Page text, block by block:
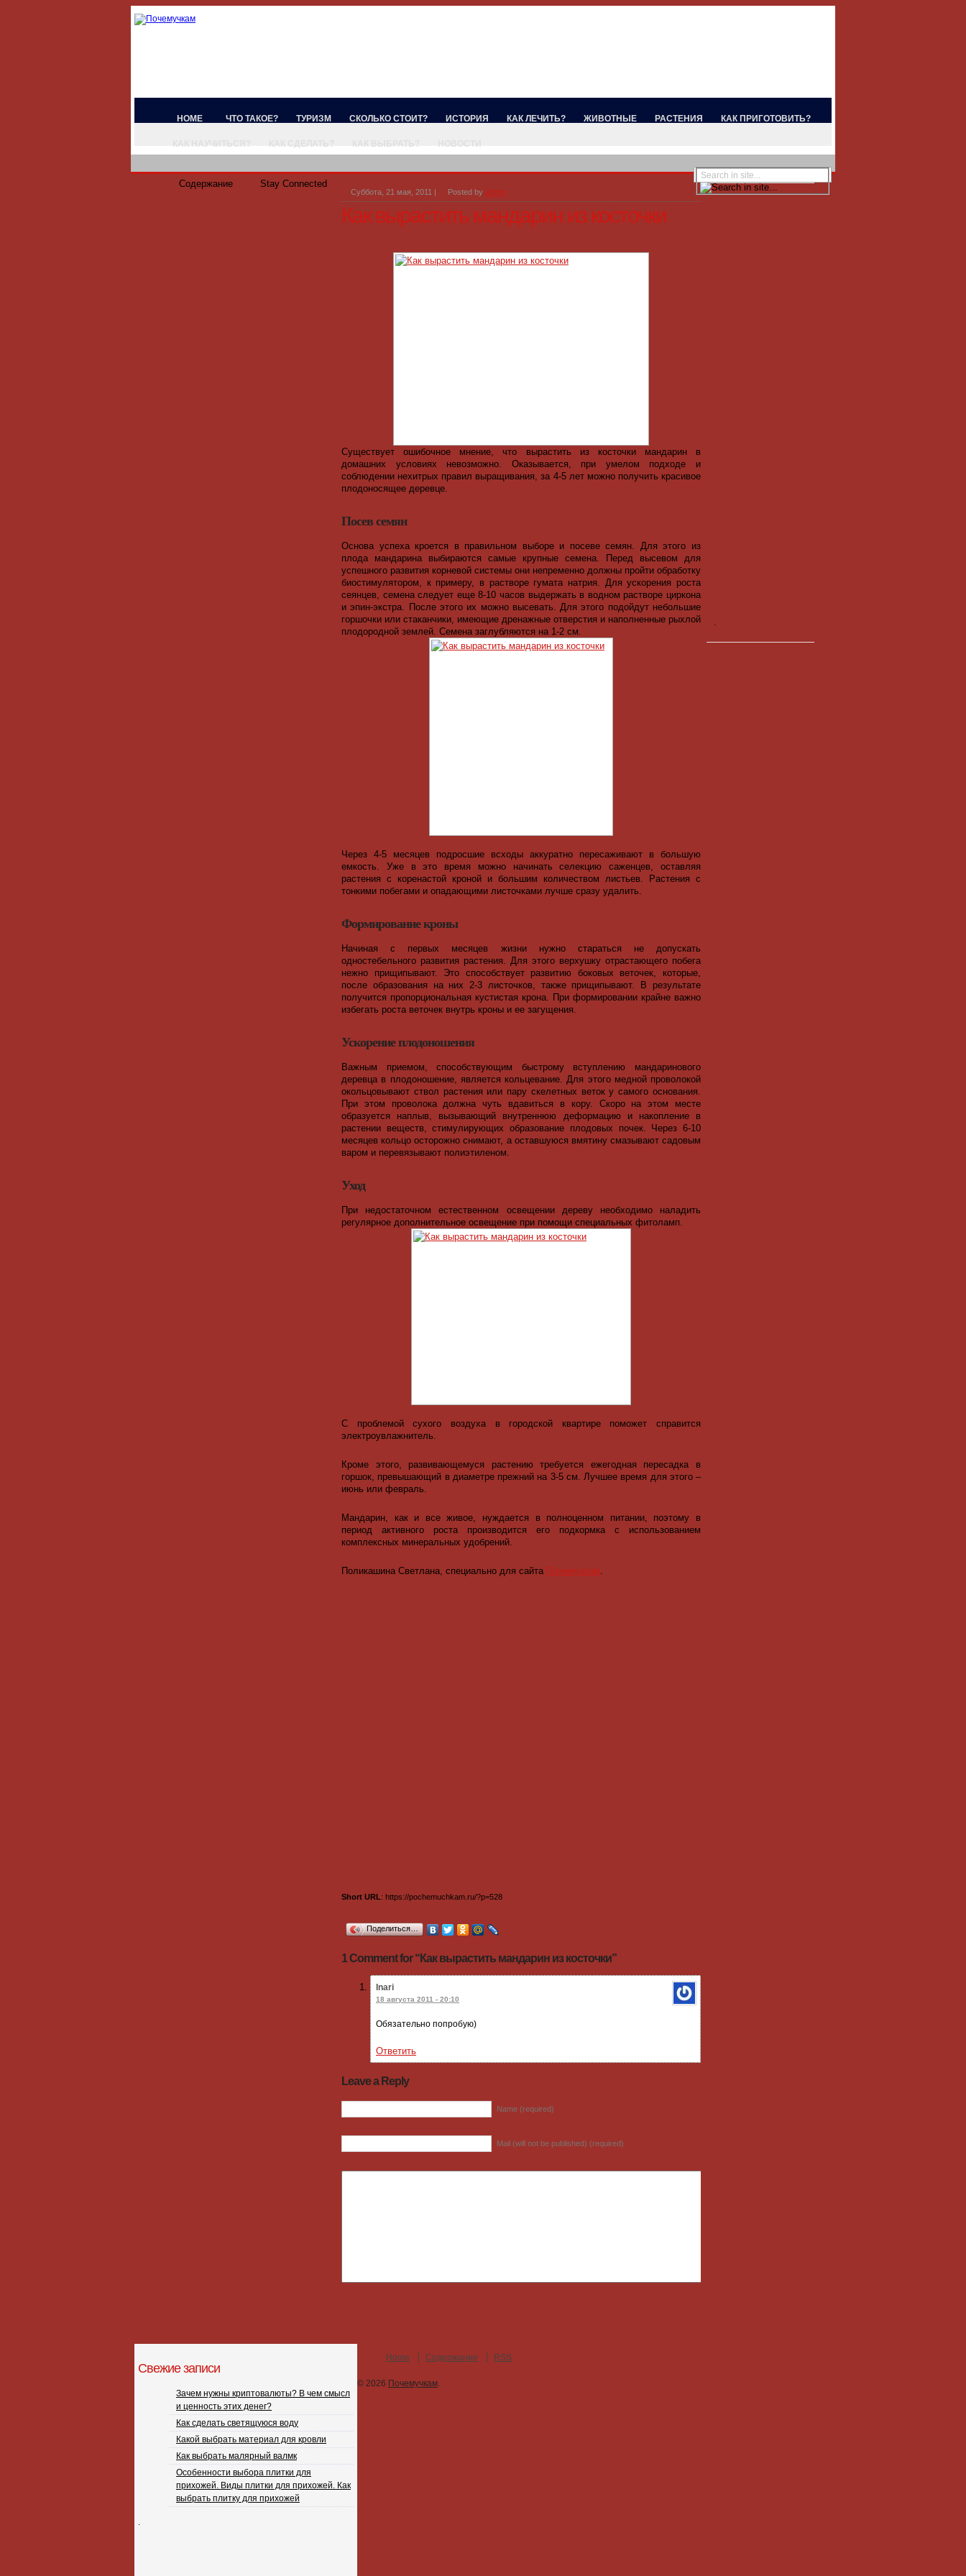
HOME ЧТО ТАКОЕ? ТУРИЗМ СКОЛЬКО СТОИТ? ИСТОРИЯ КАК ЛЕЧИТЬ? ЖИВОТНЫЕ РАСТЕНИЯ КАК ПРИГОТОВИТЬ?
КАК НАУЧИТЬСЯ? КАК СДЕЛАТЬ? КАК ВЫБРАТЬ? НОВОСТИ
Содержание Stay Connected
Суббота, 21 мая, 2011 | Posted by admin
Как вырастить мандарин из косточки
Существует ошибочное мнение, что вырастить из косточки мандарин в
домашних условиях невозможно. Оказывается, при умелом подходе и
соблюдении нехитрых правил выращивания, за 4-5 лет можно получить красивое
плодоносящее деревце.
Посев семян
Основа успеха кроется в правильном выборе и посеве семян. Для этого из
плода мандарина выбираются самые крупные семена. Перед высевом для
успешного развития корневой системы они непременно должны пройти обработку
биостимулятором, к примеру, в растворе гумата натрия. Для ускорения роста
сеянцев, семена следует еще 8-10 часов выдержать в водном растворе циркона
и эпин-экстра. После этого их можно высевать. Для этого подойдут небольшие
горшочки или стаканчики, имеющие дренажные отверстия и наполненные рыхлой
плодородной землей. Семена заглубляются на 1-2 см.
Через 4-5 месяцев подросшие всходы аккуратно пересаживают в большую
емкость. Уже в это время можно начинать селекцию саженцев, оставляя
растения с коренастой кроной и большим количеством листьев. Растения с
тонкими побегами и опадающими листочками лучше сразу удалить.
Формирование кроны
Начиная с первых месяцев жизни нужно стараться не допускать
одностебельного развития растения. Для этого верхушку отрастающего побега
нежно прищипывают. Это способствует развитию боковых веточек, которые,
после образования на них 2-3 листочков, также прищипывают. В результате
получится пропорциональная кустистая крона. При формировании крайне важно
избегать роста веточек внутрь кроны и ее загущения.
Ускорение плодоношения
Важным приемом, способствующим быстрому вступлению мандаринового
деревца в плодоношение, является кольцевание. Для этого медной проволокой
окольцовывают ствол растения или пару скелетных веток у самого основания.
При этом проволока должна чуть вдавиться в кору. Скоро на этом месте
образуется наплыв, вызывающий внутреннюю деформацию и накопление в
растении веществ, стимулирующих образование плодовых почек. Через 6-10
месяцев кольцо осторожно снимают, а оставшуюся вмятину смазывают садовым
варом и перевязывают полиэтиленом.
Уход
При недостаточном естественном освещении дереву необходимо наладить
регулярное дополнительное освещение при помощи специальных фитоламп.
С проблемой сухого воздуха в городской квартире поможет справится
электроувлажнитель.
Кроме этого, развивающемуся растению требуется ежегодная пересадка в
горшок, превышающий в диаметре прежний на 3-5 см. Лучшее время для этого –
июнь или февраль.
Мандарин, как и все живое, нуждается в полноценном питании, поэтому в
период активного роста производится его подкормка с использованием
комплексных минеральных удобрений.
Поликашина Светлана, специально для сайта Почемучкам.
Short URL: https://pochemuchkam.ru/?p=528
Поделиться…
1 Comment for“Как вырастить мандарин из косточки”
Inari
18 августа 2011 - 20:10
Обязательно попробую)
Ответить
Leave a Reply
Name (required)
Mail (will not be published) (required)
.
Свежие записи
Зачем нужны криптовалюты? В чем смысл
и ценность этих денег?
Как сделать светящуюся воду
Какой выбрать материал для кровли
Как выбрать малярный валмк
Особенности выбора плитки для
прихожей. Виды плитки для прихожей. Как
выбрать плитку для прихожей
.
Home Содержание RSS
© 2026 Почемучкам.